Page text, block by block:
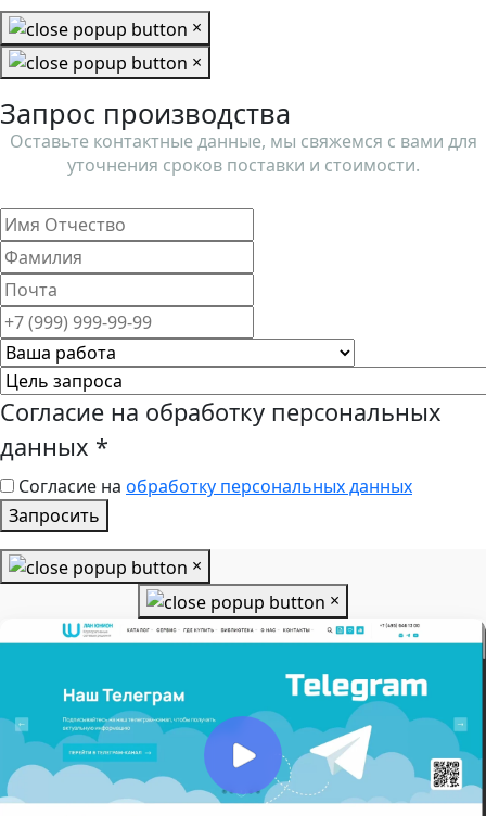
×
×
Запрос производства
Оставьте контактные данные, мы свяжемся с вами для
уточнения сроков поставки и стоимости.
Согласие на обработку персональных
данных *
Согласие на обработку персональных данных
Запросить
×
×